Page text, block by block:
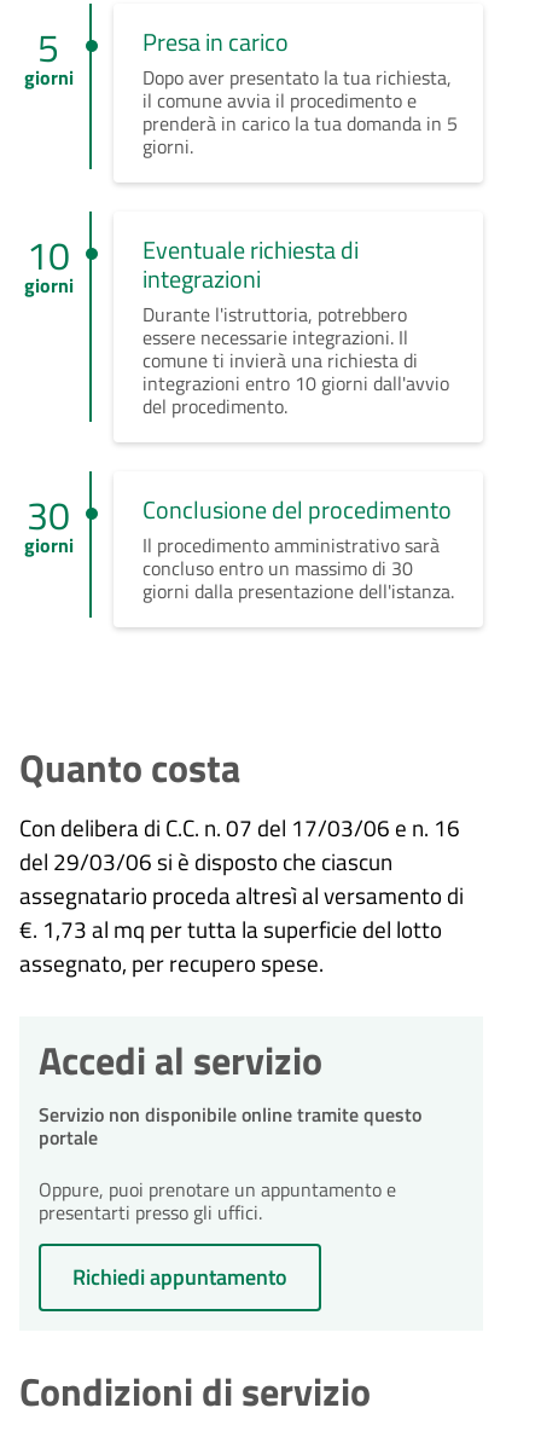
5
giorni
Presa in carico
Dopo aver presentato la tua richiesta,
il comune avvia il procedimento e
prenderà in carico la tua domanda in 5
giorni.
10
giorni
Eventuale richiesta di
integrazioni
Durante l'istruttoria, potrebbero
essere necessarie integrazioni. Il
comune ti invierà una richiesta di
integrazioni entro 10 giorni dall'avvio
del procedimento.
30
giorni
Conclusione del procedimento
Il procedimento amministrativo sarà
concluso entro un massimo di 30
giorni dalla presentazione dell'istanza.
Quanto costa
Con delibera di C.C. n. 07 del 17/03/06 e n. 16
del 29/03/06 si è disposto che ciascun
assegnatario proceda altresì al versamento di
€. 1,73 al mq per tutta la superficie del lotto
assegnato, per recupero spese.
Accedi al servizio
Servizio non disponibile online tramite questo
portale
Oppure, puoi prenotare un appuntamento e
presentarti presso gli uffici.
Richiedi appuntamento
Condizioni di servizio